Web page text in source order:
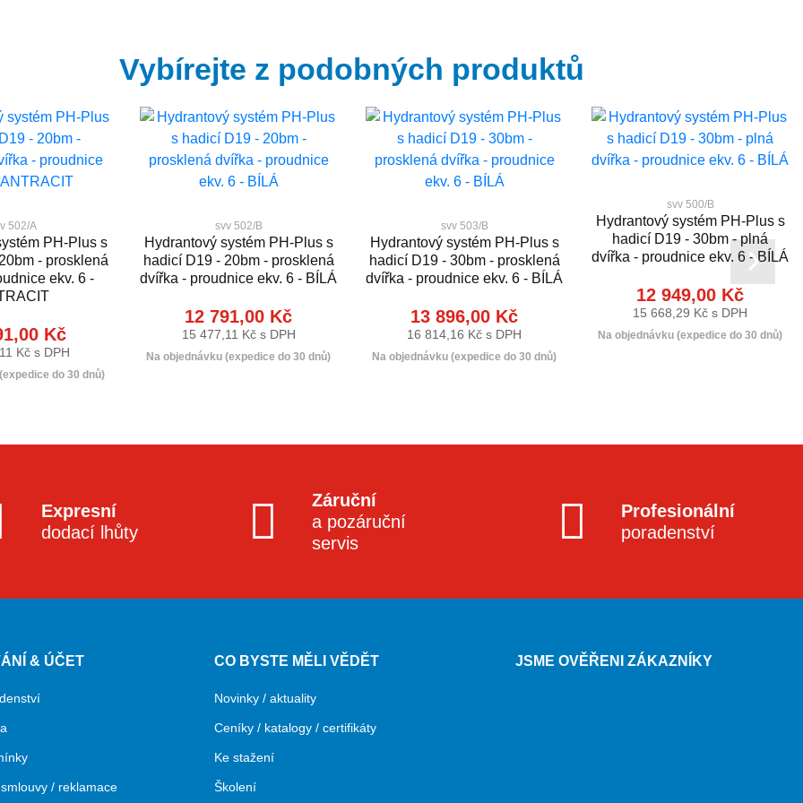
Vybírejte z podobných produktů
502/A
PH-Plus s
- prosklená
ekv. 6 -
Kč
Kč s DPH
do 30 dnů)
svv 502/B
Hydrantový systém PH-Plus s
hadicí D19 - 20bm - prosklená
dvířka - proudnice ekv. 6 - BÍLÁ
12 791,00 Kč
15 477,11 Kč s DPH
Na objednávku (expedice do 30 dnů)
svv 503/B
Hydrantový systém PH-Plus s
hadicí D19 - 30bm - prosklená
dvířka - proudnice ekv. 6 - BÍLÁ
13 896,00 Kč
16 814,16 Kč s DPH
Na objednávku (expedice do 30 dnů)
svv 500/B
Hydrantový systém PH-Plus s
hadicí D19 - 30bm - plná
dvířka - proudnice ekv. 6 - BÍLÁ
12 949,00 Kč
15 668,29 Kč s DPH
Na objednávku (expedice do 30 dnů)
Expresní
dodací lhůty
Záruční
a pozáruční
servis
Profesionální
poradenství
& ÚČET
/ reklamace
CO BYSTE MĚLI VĚDĚT
Novinky / aktuality
Ceníky / katalogy / certifikáty
Ke stažení
Školení
JSME OVĚŘENI ZÁKAZNÍKY